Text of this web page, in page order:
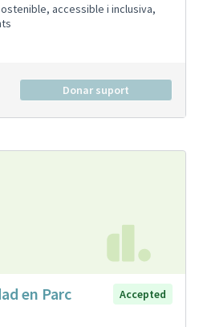
accessible i inclusiva,
Donar suport
en Parc
Accepted